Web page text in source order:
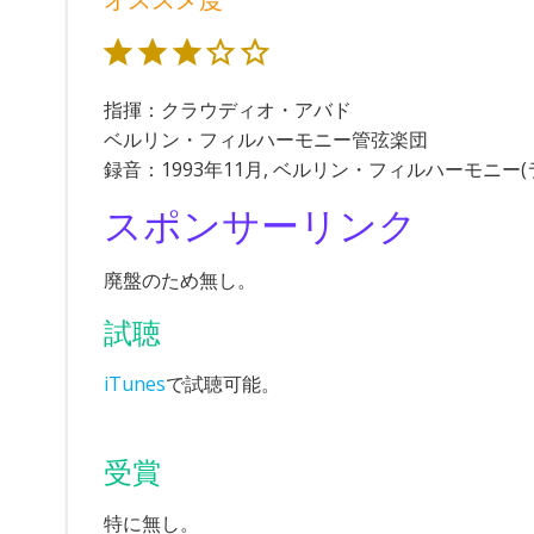
指揮：クラウディオ・アバド
ベルリン・フィルハーモニー管弦楽団
録音：1993年11月, ベルリン・フィルハーモニー(
スポンサーリンク
廃盤のため無し。
試聴
iTunesで試聴可能。
受賞
特に無し。